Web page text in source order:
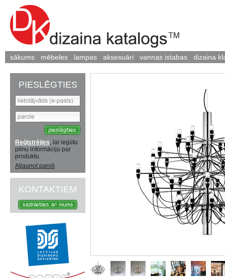
sākums mēbeles lampas aksesuāri vannas istabas dizaina
PIESLĒGTIES
Reģistrējies, lai iegūtu
pilnu informāciju par
produktu.
Atjaunot paroli
KONTAKTIEM